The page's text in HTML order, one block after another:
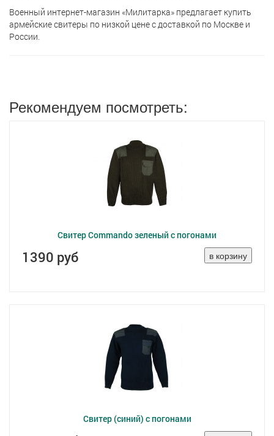
Военный интернет-магазин «Милитарка» предлагает кyпить
армейские свитеры по низкой цене с доставкой по Москве и
России.
Рекомендуем посмотреть:
Свитер Commando зеленый с погонами
1390 руб
Свитер (синий) с погонами